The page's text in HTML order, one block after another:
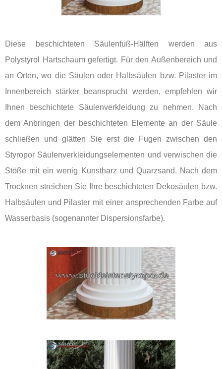
Diese beschichteten Säulenfuß-Hälften werden aus
Polystyrol Hartschaum gefertigt. Für den Außenbereich und
an Orten, wo die Säulen oder Halbsäulen bzw. Pilaster im
Innenbereich stärker beansprucht werden, empfehlen wir
Ihnen beschichtete Säulenverkleidung zu nehmen. Nach
dem Anbringen der beschichteten Elemente an der Säule
schließen und glätten Sie erst die Fugen zwischen den
Styropor Säulenverkleidungselementen und verwischen die
Stöße mit ein wenig Kunstharz und Quarzsand. Nach dem
Trocknen streichen Sie Ihre beschichteten Dekosäulen bzw.
Halbsäulen und Pilaster mit einer ansprechenden Farbe auf
Wasserbasis (sogenannter Dispersionsfarbe).